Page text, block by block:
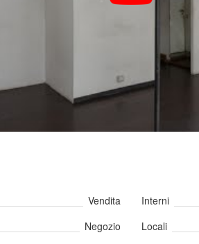
Vendita
Negozio
Interni
Locali